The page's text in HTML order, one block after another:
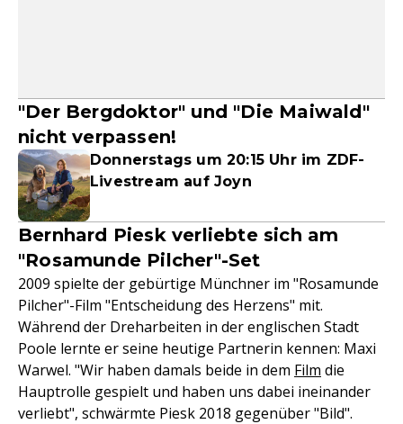
"Der Bergdoktor" und "Die Maiwald"
nicht verpassen!
Donnerstags um 20:15 Uhr im ZDF-
Livestream auf Joyn
Bernhard Piesk verliebte sich am
"Rosamunde Pilcher"-Set
2009 spielte der gebürtige Münchner im "Rosamunde
Pilcher"-Film "Entscheidung des Herzens" mit.
Während der Dreharbeiten in der englischen Stadt
Poole lernte er seine heutige Partnerin kennen: Maxi
Warwel. "Wir haben damals beide in dem Film die
Hauptrolle gespielt und haben uns dabei ineinander
verliebt", schwärmte Piesk 2018 gegenüber "Bild".